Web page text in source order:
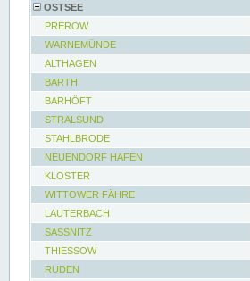
OSTSEE
PREROW
WARNEMÜNDE
ALTHAGEN
BARTH
BARHÖFT
STRALSUND
STAHLBRODE
NEUENDORF HAFEN
KLOSTER
WITTOWER FÄHRE
LAUTERBACH
SASSNITZ
THIESSOW
RUDEN